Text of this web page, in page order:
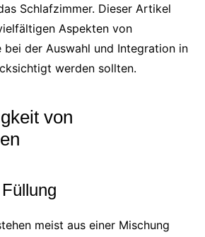
Schlafzimmer. Dieser Artikel
Aspekten von
bei der Auswahl und Integration in
werden sollten.
von
meist aus einer Mischung